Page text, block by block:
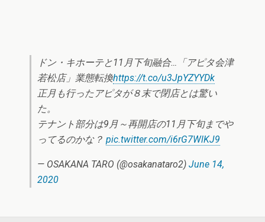
ドン・キホーテと11月下旬融合…「アピタ会津
若松店」業態転換https://t.co/u3JpYZYYDk
正月も行ったアピタが８末で閉店とは驚い
た。
テナント部分は9月～再開店の11月下旬までや
ってるのかな？ pic.twitter.com/i6rG7WlKJ9
— OSAKANA TARO (@osakanataro2) June 14,
2020